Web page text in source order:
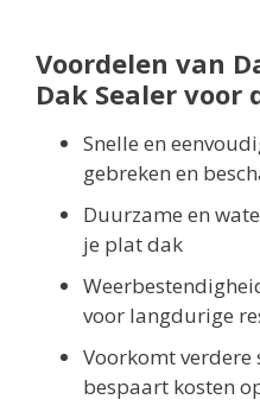
Voordelen van
Dak Sealer voor
Snelle en
gebreken en
Duurzame en
je plat dak
voor langdurige
Voorkomt verdere
bespaart kosten